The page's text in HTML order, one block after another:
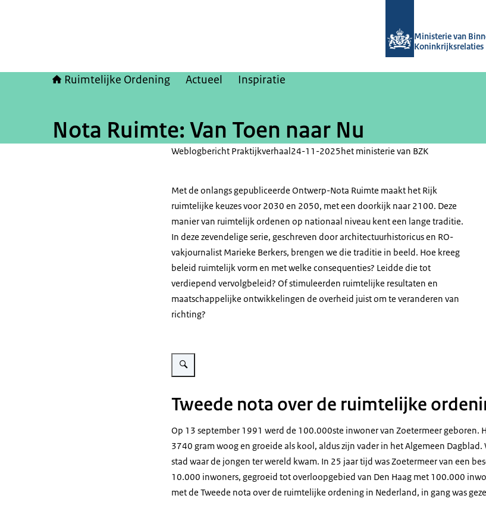
Ministerie van
Koninkrijksrelaties
Ruimtelijke Ordening Actueel Inspiratie
Nota Ruimte: Van Toen naar Nu
Weblogbericht Praktijkverhaal24-11-2025het ministerie van BZK
Met de onlangs gepubliceerde Ontwerp-Nota Ruimte maakt het Rijk
ruimtelijke keuzes voor 2030 en 2050, met een doorkijk naar 2100. Deze
manier van ruimtelijk ordenen op nationaal niveau kent een lange traditie.
In deze zevendelige serie, geschreven door architectuurhistoricus en RO-
vakjournalist Marieke Berkers, brengen we die traditie in beeld. Hoe kreeg
beleid ruimtelijk vorm en met welke consequenties? Leidde die tot
verdiepend vervolgbeleid? Of stimuleerden ruimtelijke resultaten en
maatschappelijke ontwikkelingen de overheid juist om te veranderen van
richting?
Vergroot afbeelding deel 3: Plannen voor de suburbane mens
Tweede nota over de ruimtelijke
Op 13 september 1991 werd de 100.000ste inwoner van Zoetermeer geboren.
3740 gram woog en groeide als kool, aldus zijn vader in het Algemeen Dagblad.
stad waar de jongen ter wereld kwam. In 25 jaar tijd was Zoetermeer van een
10.000 inwoners, gegroeid tot overloopgebied van Den Haag met 100.000
met de Tweede nota over de ruimtelijke ordening in Nederland, in gang was